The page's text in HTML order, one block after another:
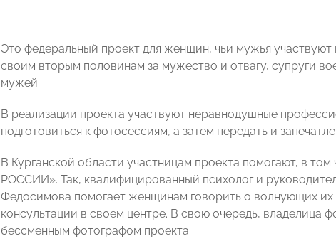
Это федеральный проект для женщин, чьи мужья
своим вторым половинам за мужество и отвагу, супруги
мужей.
В реализации проекта участвуют неравнодушные
подготовиться к фотосессиям, а затем передать и
В Курганской области участницам проекта помогают, в
РОССИИ». Так, квалифицированный психолог и
Федосимова помогает женщинам говорить о волнующих их
консультации в своем центре. В свою очередь, владелица
бессменным фотографом проекта.